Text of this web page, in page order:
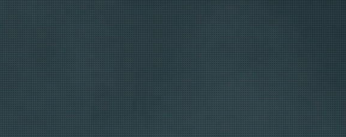
PRODUCCiONES
somos lo que ves